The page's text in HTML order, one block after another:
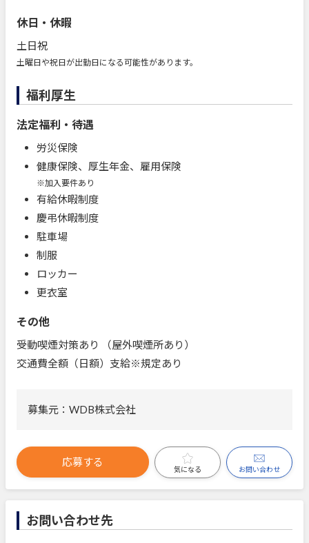
休日・休暇
土日祝
土曜日や祝日が出勤日になる可能性があります。
福利厚生
法定福利・待遇
労災保険
健康保険、厚生年金、雇用保険
※加入要件あり
有給休暇制度
慶弔休暇制度
駐車場
制服
ロッカー
更衣室
その他
受動喫煙対策あり （屋外喫煙所あり）
交通費全額（日額）支給※規定あり
募集元：WDB株式会社
応募する
気になる お問い合わせ
お問い合わせ先